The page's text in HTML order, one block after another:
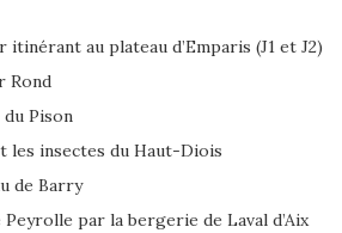
itinérant au plateau d’Emparis (J1 et J2)
Rond
du Pison
les insectes du Haut-Diois
de Barry
par la bergerie de Laval d’Aix